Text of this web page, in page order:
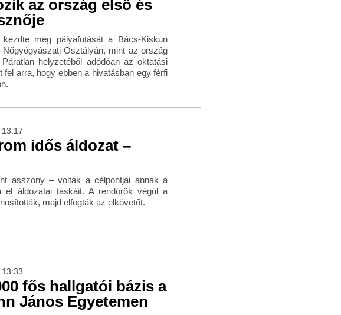
az ország első és
meg pályafutását a Bács-Kiskun
Osztályán, mint az ország
helyzetéből adódóan az oktatási
arra, hogy ebben a hivatásban egy férfi
idős áldozat –
asszony – voltak a célpontjai annak a
el áldozatai táskáit. A rendőrök végül a
majd elfogták az elkövetőt.
fős hallgatói bázis a
János Egyetemen